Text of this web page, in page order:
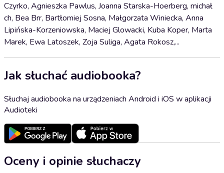
Czyrko, Agnieszka Pawlus, Joanna Starska-Hoerberg, michał
ch, Bea Brr, Bartłomiej Sosna, Małgorzata Winiecka, Anna
Lipińska-Korzeniowska, Maciej Glowacki, Kuba Koper, Marta
Marek, Ewa Latoszek, Zoja Suliga, Agata Rokosz,...
Jak słuchać audiobooka?
Słuchaj audiobooka na urządzeniach Android i iOS w aplikacji
Audioteki
Oceny i opinie słuchaczy